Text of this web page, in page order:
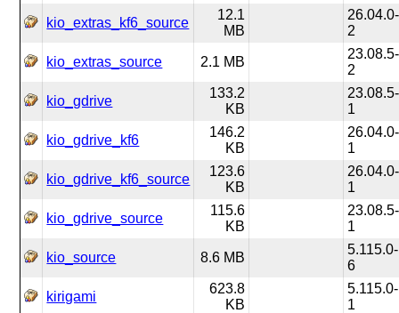
kio_extras_kf6_source
12.1
MB
26.04.0-
2
kio_extras_source 2.1 MB
23.08.5-
2
kio_gdrive
133.2
KB
23.08.5-
1
kio_gdrive_kf6
146.2
KB
26.04.0-
1
kio_gdrive_kf6_source
123.6
KB
26.04.0-
1
kio_gdrive_source
115.6
KB
23.08.5-
1
kio_source 8.6 MB
5.115.0-
6
kirigami
623.8
KB
5.115.0-
1